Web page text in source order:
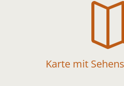
Karte mit